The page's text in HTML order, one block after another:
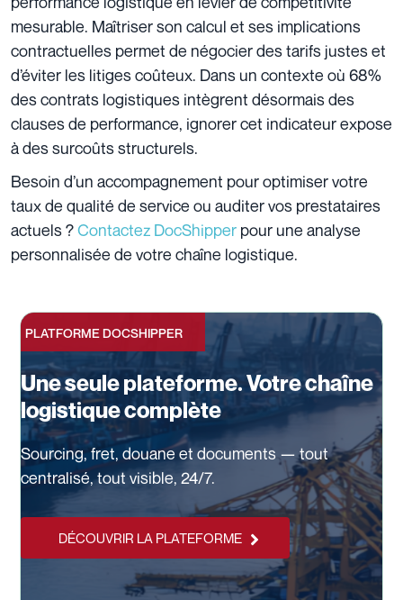
mesurable. Maîtriser son calcul et ses implications
contractuelles permet de négocier des tarifs justes et
d’éviter les litiges coûteux. Dans un contexte où 68%
des contrats logistiques intègrent désormais des
clauses de performance, ignorer cet indicateur expose
à des surcoûts structurels.
Besoin d’un accompagnement pour optimiser votre
taux de qualité de service ou auditer vos prestataires
actuels ?Contactez DocShipper pour une analyse
personnalisée de votre chaîne logistique.
PLATFORME DOCSHIPPER
Une seule plateforme. Votre chaîne
logistique complète
Sourcing, fret, douane et documents — tout
centralisé, tout visible, 24/7.
DÉCOUVRIR LA PLATEFORME